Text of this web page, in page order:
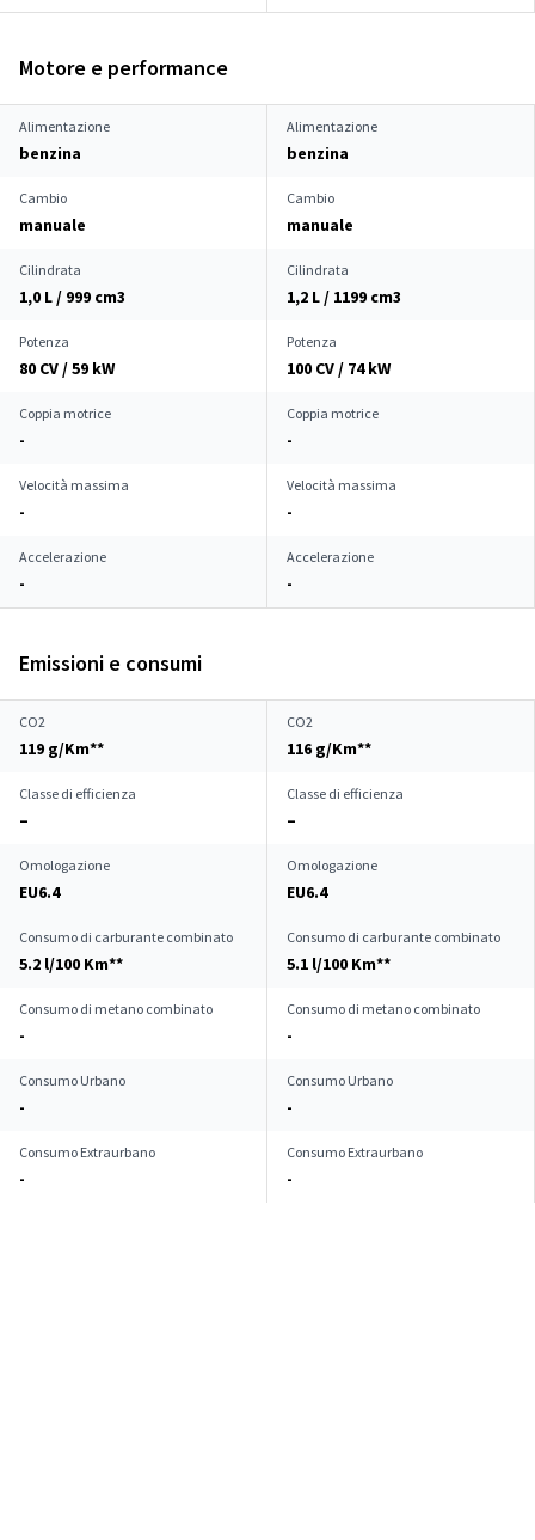
Motore e performance
Alimentazione
benzina
Alimentazione
benzina
Cambio
manuale
Cambio
manuale
Cilindrata
1,0 L / 999 cm3
Cilindrata
1,2 L / 1199 cm3
Potenza
80 CV / 59 kW
Potenza
100 CV / 74 kW
Coppia motrice
-
Coppia motrice
-
Velocità massima
-
Velocità massima
-
Accelerazione
-
Accelerazione
-
Emissioni e consumi
CO2
119 g/Km**
CO2
116 g/Km**
Classe di efficienza
–
Classe di efficienza
–
Omologazione
EU6.4
Omologazione
EU6.4
Consumo di carburante combinato
5.2 l/100 Km**
Consumo di carburante combinato
5.1 l/100 Km**
Consumo di metano combinato
-
Consumo di metano combinato
-
Consumo Urbano
-
Consumo Urbano
-
Consumo Extraurbano
-
Consumo Extraurbano
-